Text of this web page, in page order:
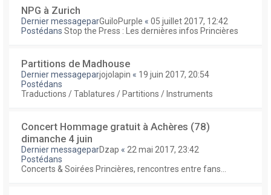
NPG à Zurich
Dernier messageparGuiloPurple « 05 juillet 2017, 12:42
Postédans Stop the Press : Les dernières infos Princières
Partitions de Madhouse
Dernier messageparjojolapin « 19 juin 2017, 20:54
Postédans
Traductions / Tablatures / Partitions / Instruments
Concert Hommage gratuit à Achères (78)
dimanche 4 juin
Dernier messageparDzap « 22 mai 2017, 23:42
Postédans
Concerts & Soirées Princières, rencontres entre fans...